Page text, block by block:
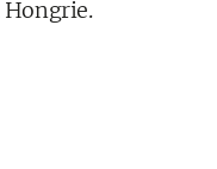
Hongrie.